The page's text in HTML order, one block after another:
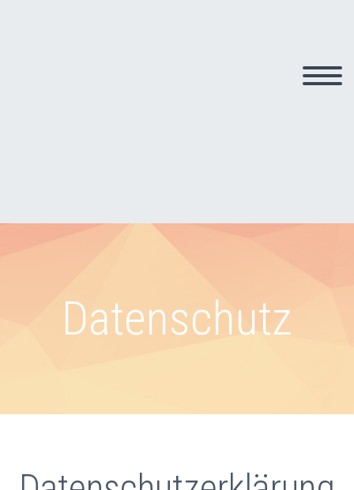
Datenschutz